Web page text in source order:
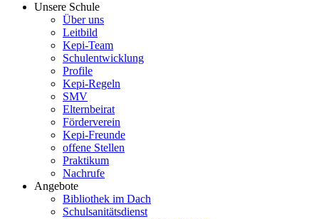
Unsere Schule
Über uns
Leitbild
Kepi-Team
Schulentwicklung
Profile
Kepi-Regeln
SMV
Elternbeirat
Förderverein
Kepi-Freunde
offene Stellen
Praktikum
Nachrufe
Angebote
Bibliothek im Dach
Schulsanitätsdienst